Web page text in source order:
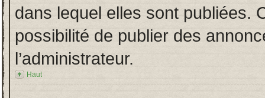
dans lequel elles sont publiées.
possibilité de publier des
l’administrateur.
Haut